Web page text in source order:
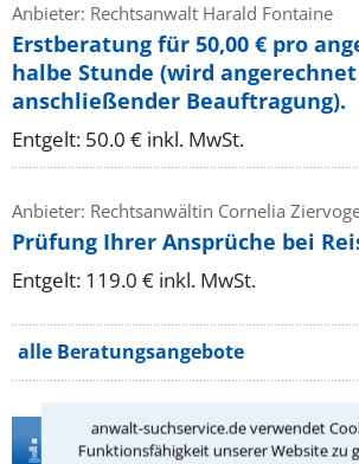
anwalt-suchservice.de verwendet
Funktionsfähigkeit unserer Website zu
Anbieter: Rechtsanwalt Harald Fontaine
Erstberatung für 50,00 € pro
halbe Stunde (wird
anschließender Beauftragung).
Entgelt: 50.0 € inkl. MwSt.
Anbieter: Rechtsanwältin Cornelia
Prüfung Ihrer Ansprüche bei
Entgelt: 119.0 € inkl. MwSt.
alle Beratungsangebote
Infos zur Suche nach einem